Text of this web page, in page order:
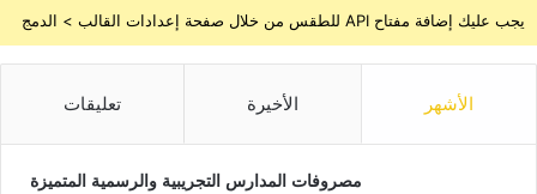
يجب عليك إضافة مفتاح API للطقس من خلال صفحة إعدادات القالب > الدمج
الأشهر الأخيرة تعليقات
مصروفات المدارس التجريبية والرسمية المتميزة